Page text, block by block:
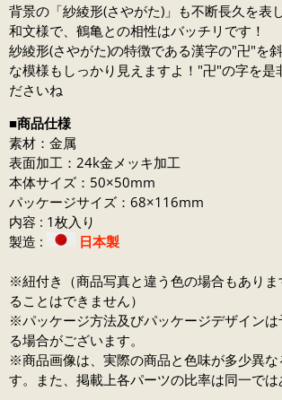
背景の「紗綾形(さやがた)」も不断長久を表
和文様で、鶴亀との相性はバッチリです！
紗綾形(さやがた)の特徴である漢字の"卍"を
な模様もしっかり見えますよ！"卍"の字を是
ださいね
■商品仕様
素材：金属
表面加工：24k金メッキ加工
本体サイズ：50×50mm
パッケージサイズ：68×116mm
内容 : 1枚入り
製造 :
日本製
※紐付き（商品写真と違う色の場合もありま
ることはできません）
※パッケージ方法及びパッケージデザインは
る場合がございます。
※商品画像は、実際の商品と色味が多少異な
す。また、掲載上各パーツの比率は同一では